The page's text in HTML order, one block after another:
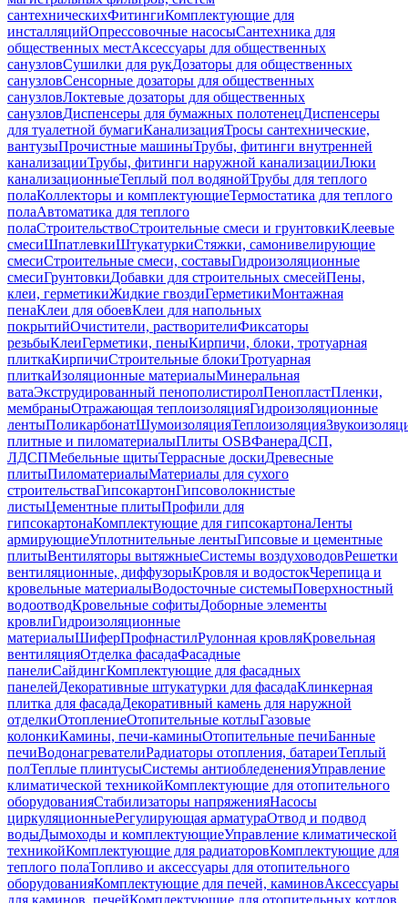
сантехническихФитингиКомплектующие для
инсталляцийОпрессовочные насосыСантехника для
общественных местАксессуары для общественных
санузловСушилки для рукДозаторы для общественных
санузловСенсорные дозаторы для общественных
санузловЛоктевые дозаторы для общественных
санузловДиспенсеры для бумажных полотенецДиспенсеры
для туалетной бумагиКанализацияТросы сантехнические,
вантузыПрочистные машиныТрубы, фитинги внутренней
канализацииТрубы, фитинги наружной канализацииЛюки
канализационныеТеплый пол водянойТрубы для теплого
полаКоллекторы и комплектующиеТермостатика для теплого
полаАвтоматика для теплого
полаСтроительствоСтроительные смеси и грунтовкиКлеевые
смесиШпатлевкиШтукатуркиСтяжки, самонивелирующие
смесиСтроительные смеси, составыГидроизоляционные
смесиГрунтовкиДобавки для строительных смесейПены,
клеи, герметикиЖидкие гвоздиГерметикиМонтажная
пенаКлеи для обоевКлеи для напольных
покрытийОчистители, растворителиФиксаторы
резьбыКлеиГерметики, пеныКирпичи, блоки, тротуарная
плиткаКирпичиСтроительные блокиТротуарная
плиткаИзоляционные материалыМинеральная
ватаЭкструдированный пенополистиролПенопластПленки,
мембраныОтражающая теплоизоляцияГидроизоляционные
лентыПоликарбонатШумоизоляцияТеплоизоляция
плитные и пиломатериалыПлиты OSBФанераДСП,
ЛДСПМебельные щитыТеррасные доскиДревесные
плитыПиломатериалыМатериалы для сухого
строительстваГипсокартонГипсоволокнистые
листыЦементные плитыПрофили для
гипсокартонаКомплектующие для гипсокартонаЛенты
армирующиеУплотнительные лентыГипсовые и цементные
плитыВентиляторы вытяжныеСистемы воздуховодовРешетки
вентиляционные, диффузорыКровля и водостокЧерепица и
кровельные материалыВодосточные системыПоверхностный
водоотводКровельные софитыДоборные элементы
кровлиГидроизоляционные
материалыШиферПрофнастилРулонная кровляКровельная
вентиляцияОтделка фасадаФасадные
панелиСайдингКомплектующие для фасадных
панелейДекоративные штукатурки для фасадаКлинкерная
плитка для фасадаДекоративный камень для наружной
отделкиОтоплениеОтопительные котлыГазовые
колонкиКамины, печи-каминыОтопительные печиБанные
печиВодонагревателиРадиаторы отопления, батареиТеплый
полТеплые плинтусыСистемы антиобледененияУправление
климатической техникойКомплектующие для отопительного
оборудованияСтабилизаторы напряженияНасосы
циркуляционныеРегулирующая арматураОтвод и подвод
водыДымоходы и комплектующиеУправление климатической
техникойКомплектующие для радиаторовКомплектующие для
теплого полаТопливо и аксессуары для отопительного
оборудованияКомплектующие для печей, каминовАксессуары
для каминов, печейКомплектующие для отопительных котлов,